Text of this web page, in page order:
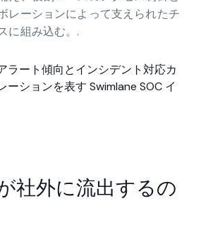
カレーションのための構造化され
え、役割ベースのアクセス制御と
レーションによって支えられたチ
に組み込む。.
社外に流出するの